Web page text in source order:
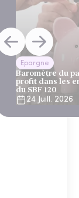
Epargne
Baromètre du
profit dans les
du SBF 120
24 Juill. 2026